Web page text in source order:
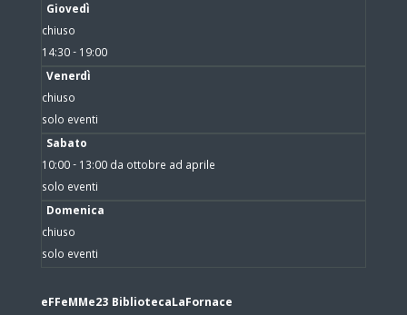
Giovedì
chiuso
14:30 - 19:00
Venerdì
chiuso
solo eventi
Sabato
10:00 - 13:00 da ottobre ad aprile
solo eventi
Domenica
chiuso
solo eventi
eFFeMMe23 BibliotecaLaFornace